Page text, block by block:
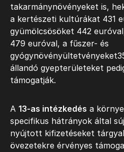
takarmánynövényeket is,
a kertészeti kultúrákat 431
gyümölcsösöket 442
479 euróval, a fűszer- és
állandó gyepterületeket
támogatják.
A 13-as intézkedés a
specifikus hátrányok által
nyújtott kifizetéseket
övezetekre érvényes